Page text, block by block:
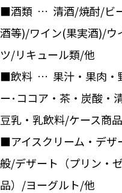
■酒類 … 清酒/焼酎/ビ
酒等)/ワイン(果実酒)/ウ
ツ/リキュール類/他
■飲料 … 果汁・果肉・
ー･ココア・茶・炭酸・
豆乳・乳飲料/ケース商
■アイスクリーム・デ
般/デザート（プリン・
品）/ヨーグルト/他